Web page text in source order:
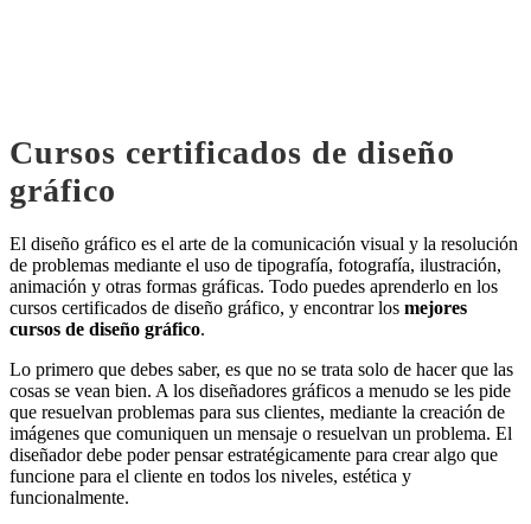
Cursos certificados de diseño
gráfico
El diseño gráfico es el arte de la comunicación visual y la resolución
de problemas mediante el uso de tipografía, fotografía, ilustración,
animación y otras formas gráficas. Todo puedes aprenderlo en los
cursos certificados de diseño gráfico, y encontrar los mejores
cursos de diseño gráfico.
Lo primero que debes saber, es que no se trata solo de hacer que las
cosas se vean bien. A los diseñadores gráficos a menudo se les pide
que resuelvan problemas para sus clientes, mediante la creación de
imágenes que comuniquen un mensaje o resuelvan un problema. El
diseñador debe poder pensar estratégicamente para crear algo que
funcione para el cliente en todos los niveles, estética y
funcionalmente.